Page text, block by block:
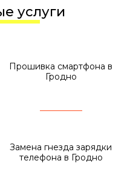
услуги
Прошивка смартфона в
Гродно
Замена гнезда зарядки
телефона в Гродно